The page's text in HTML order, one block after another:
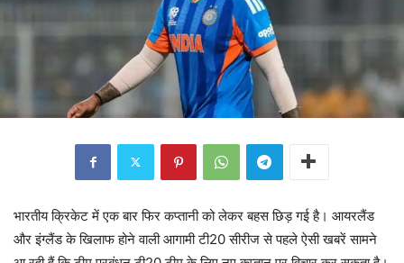
भारतीय क्रिकेट में एक बार फिर कप्तानी को लेकर बहस छिड़ गई है। आयरलैंड
और इंग्लैंड के खिलाफ होने वाली आगामी टी20 सीरीज से पहले ऐसी खबरें सामने